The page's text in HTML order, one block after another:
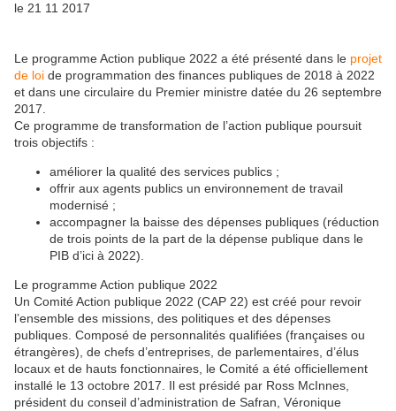
le 21 11 2017
Le programme Action publique 2022 a été présenté dans le projet
de loi de programmation des finances publiques de 2018 à 2022
et dans une circulaire du Premier ministre datée du 26 septembre
2017.
Ce programme de transformation de l’action publique poursuit
trois objectifs :
améliorer la qualité des services publics ;
offrir aux agents publics un environnement de travail
modernisé ;
accompagner la baisse des dépenses publiques (réduction
de trois points de la part de la dépense publique dans le
PIB d’ici à 2022).
Le programme Action publique 2022
Un Comité Action publique 2022 (CAP 22) est créé pour revoir
l’ensemble des missions, des politiques et des dépenses
publiques. Composé de personnalités qualifiées (françaises ou
étrangères), de chefs d’entreprises, de parlementaires, d’élus
locaux et de hauts fonctionnaires, le Comité a été officiellement
installé le 13 octobre 2017. Il est présidé par Ross McInnes,
président du conseil d’administration de Safran, Véronique